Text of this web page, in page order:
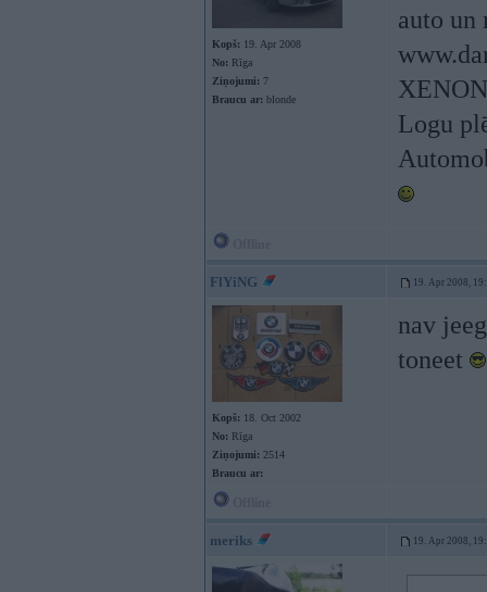
Kopš: 19. Apr 2008
No: Rīga
Ziņojumi: 7
Braucu ar: blonde
auto un
Logu
FlYiNG 19. Apr 2008,
Kopš: 18. Oct 2002
No: Rīga
Ziņojumi: 2514
Braucu ar:
nav
toneet
meriks 19. Apr 2008,